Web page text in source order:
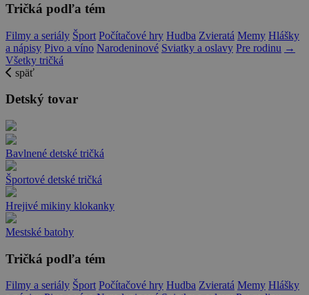
Tričká podľa tém
Filmy a seriály Šport Počítačové hry Hudba Zvieratá Memy Hlášky
a nápisy Pivo a víno Narodeninové Sviatky a oslavy Pre rodinu →
Všetky tričká
späť
Detský tovar
Bavlnené detské tričká
Športové detské tričká
Hrejivé mikiny klokanky
Mestské batohy
Tričká podľa tém
Filmy a seriály Šport Počítačové hry Hudba Zvieratá Memy Hlášky